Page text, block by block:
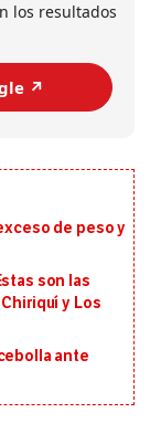
los resultados
↗️
de peso y
son las
y Los
ante